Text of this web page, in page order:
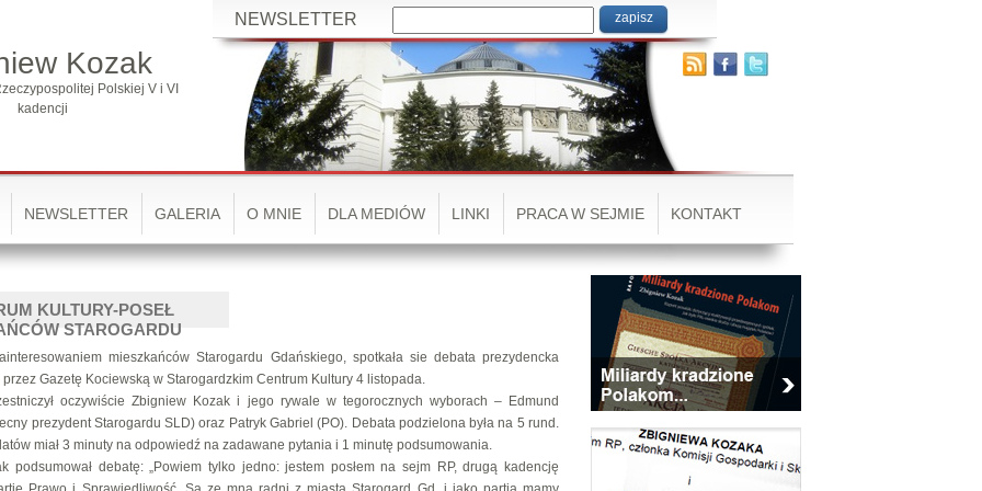
Kozak
Polskiej V i VI
kadencji
NEWSLETTER
NEWSLETTER GALERIA O MNIE DLA MEDIÓW LINKI PRACA W SEJMIE KONTAKT
KULTURY-POSEŁ
STAROGARDU
mieszkańców Starogardu Gdańskiego, spotkała sie debata prezydencka
Gazetę Kociewską w Starogardzkim Centrum Kultury 4 listopada.
oczywiście Zbigniew Kozak i jego rywale w tegorocznych wyborach – Edmund
prezydent Starogardu SLD) oraz Patryk Gabriel (PO). Debata podzielona była na 5 rund.
miał 3 minuty na odpowiedź na zadawane pytania i 1 minutę podsumowania.
podsumował debatę: „Powiem tylko jedno: jestem posłem na sejm RP, drugą kadencję